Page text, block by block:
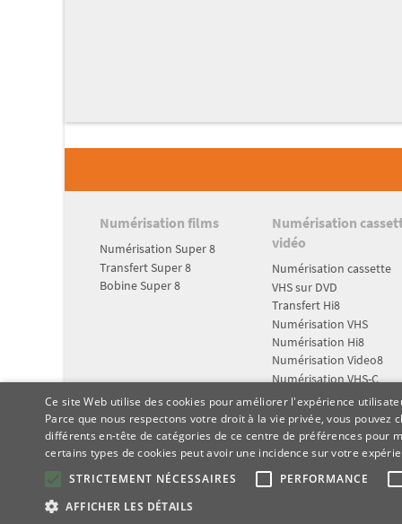
Numérisation films
Numérisation Super 8
Transfert Super 8
Bobine Super 8
Numérisation
vidéo
Numérisation cassette
VHS sur DVD
Transfert Hi8
Numérisation VHS
Numérisation Hi8
Numérisation Video8
Numérisation VHS-C
Numérisation MiniDV
Ce site Web utilise des cookies pour améliorer l'expérience
Parce que nous respectons votre droit à la vie privée, vous
différents en-tête de catégories de ce centre de préférences pour
certains types de cookies peut avoir une incidence sur votre
STRICTEMENT NÉCESSAIRES
PERFORMANCE
AFFICHER LES DÉTAILS